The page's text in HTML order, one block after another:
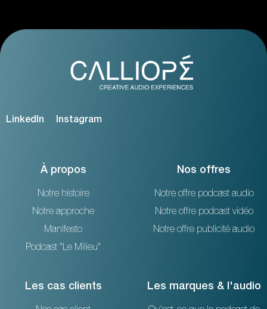
LinkedIn Instagram
À propos
Notre histoire
Notre approche
Manifesto
Podcast "Le Milieu"
Nos offres
Notre offre podcast audio
Notre offre podcast vidéo
Notre offre publicité audio
Les cas clients Les marques & l'audio